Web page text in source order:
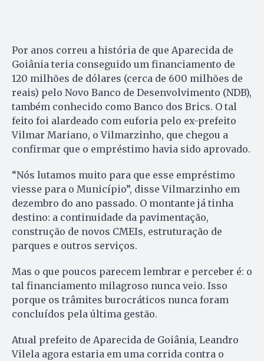
Por anos correu a história de que Aparecida de
Goiânia teria conseguido um financiamento de
120 milhões de dólares (cerca de 600 milhões de
reais) pelo Novo Banco de Desenvolvimento (NDB),
também conhecido como Banco dos Brics. O tal
feito foi alardeado com euforia pelo ex-prefeito
Vilmar Mariano, o Vilmarzinho, que chegou a
confirmar que o empréstimo havia sido aprovado.
“Nós lutamos muito para que esse empréstimo
viesse para o Município”, disse Vilmarzinho em
dezembro do ano passado. O montante já tinha
destino: a continuidade da pavimentação,
construção de novos CMEIs, estruturação de
parques e outros serviços.
Mas o que poucos parecem lembrar e perceber é: o
tal financiamento milagroso nunca veio. Isso
porque os trâmites burocráticos nunca foram
concluídos pela última gestão.
Atual prefeito de Aparecida de Goiânia, Leandro
Vilela agora estaria em uma corrida contra o